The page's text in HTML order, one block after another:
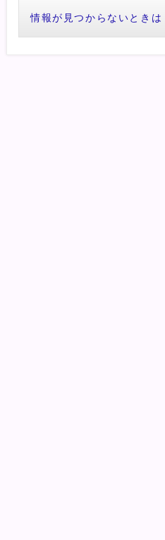
情報が見つからないときは